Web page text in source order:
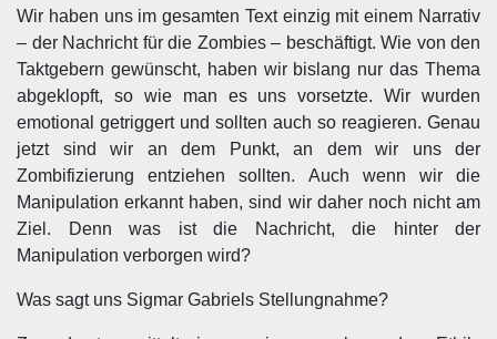
Wir haben uns im gesamten Text einzig mit einem Narrativ
– der Nachricht für die Zombies – beschäftigt. Wie von den
Taktgebern gewünscht, haben wir bislang nur das Thema
abgeklopft, so wie man es uns vorsetzte. Wir wurden
emotional getriggert und sollten auch so reagieren. Genau
jetzt sind wir an dem Punkt, an dem wir uns der
Zombifizierung entziehen sollten. Auch wenn wir die
Manipulation erkannt haben, sind wir daher noch nicht am
Ziel. Denn was ist die Nachricht, die hinter der
Manipulation verborgen wird?
Was sagt uns Sigmar Gabriels Stellungnahme?